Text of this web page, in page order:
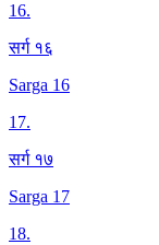
16.
सर्ग १६
Sarga 16
17.
सर्ग १७
Sarga 17
18.